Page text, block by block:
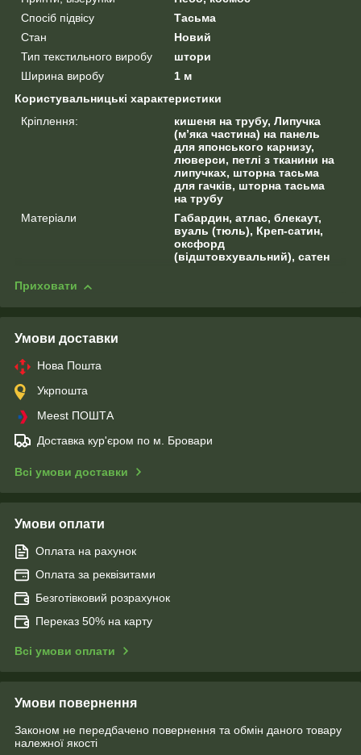
Спосіб підвісу
Тасьма
Стан
Новий
Тип текстильного виробу
штори
Ширина виробу
1 м
Користувальницькі характеристики
Кріплення:
кишеня на трубу, Липучка
(м’яка частина) на панель
для японського карнизу,
люверси, петлі з тканини на
липучках, шторна тасьма
для гачків, шторна тасьма
на трубу
Матеріали
Габардин, атлас, блекаут,
вуаль (тюль), Креп-сатин,
оксфорд
(відштовхувальний), сатен
Приховати
Умови доставки
Нова Пошта
Укрпошта
Meest ПОШТА
Доставка кур'єром по м. Бровари
Всі умови доставки
Умови оплати
Оплата на рахунок
Оплата за реквізитами
Безготівковий розрахунок
Переказ 50% на карту
Всі умови оплати
Умови повернення
Законом не передбачено повернення та обмін даного товару
належної якості